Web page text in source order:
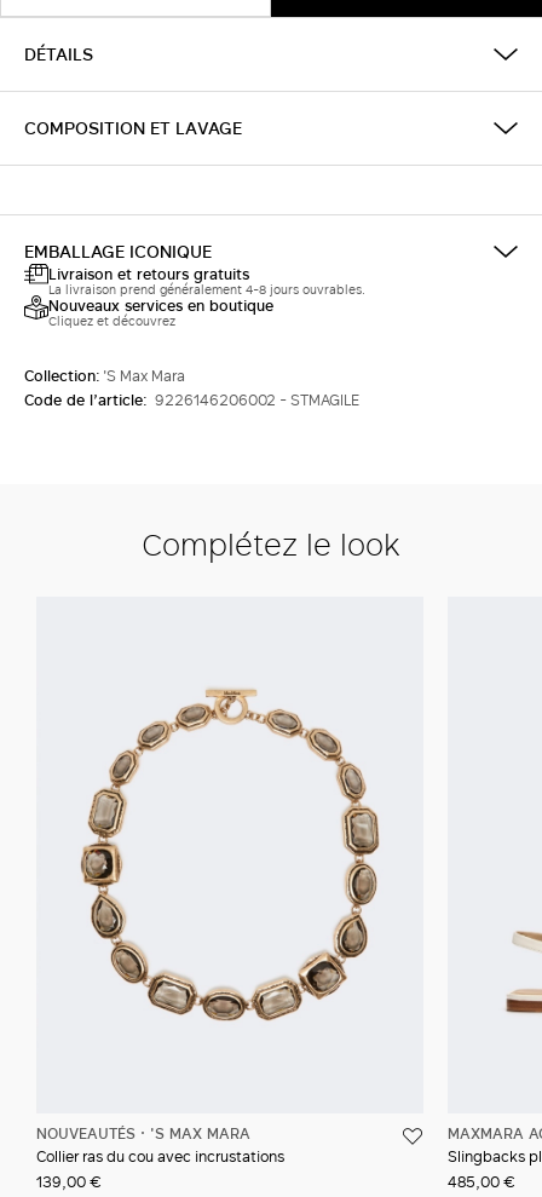
DÉTAILS
COMPOSITION ET LAVAGE
EMBALLAGE ICONIQUE
Livraison et retours gratuits
La livraison prend généralement 4-8 jours ouvrables.
Nouveaux services en boutique
Cliquez et découvrez
Collection: 'S Max Mara
Code de l’article: 9226146206002 - STMAGILE
Complétez le look
NOUVEAUTÉS
'S MAX MARA
Collier ras du cou avec incrustations
139,00 €
MAXMARA
Slingbacks
485,00 €